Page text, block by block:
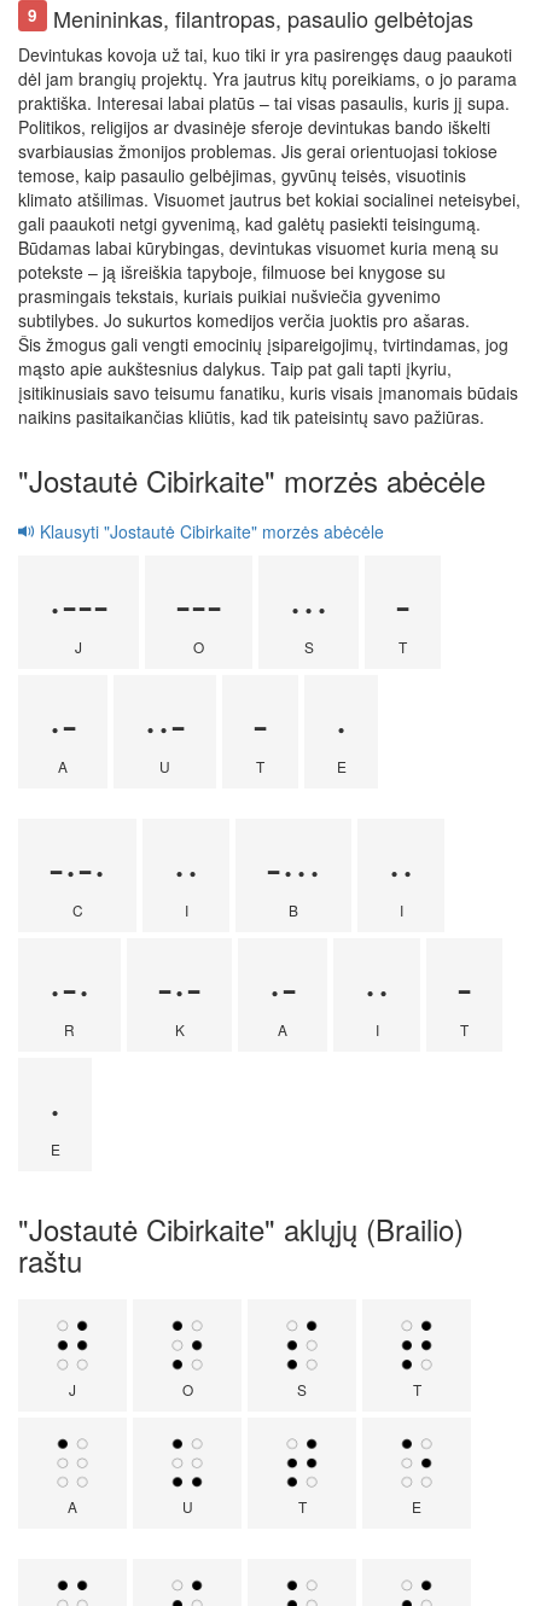
9 Menininkas, filantropas, pasaulio gelbėtojas
Devintukas kovoja už tai, kuo tiki ir yra pasirengęs daug paaukoti
dėl jam brangių projektų. Yra jautrus kitų poreikiams, o jo parama
praktiška. Interesai labai platūs – tai visas pasaulis, kuris jį supa.
Politikos, religijos ar dvasinėje sferoje devintukas bando iškelti
svarbiausias žmonijos problemas. Jis gerai orientuojasi tokiose
temose, kaip pasaulio gelbėjimas, gyvūnų teisės, visuotinis
klimato atšilimas. Visuomet jautrus bet kokiai socialinei neteisybei,
gali paaukoti netgi gyvenimą, kad galėtų pasiekti teisingumą.
Būdamas labai kūrybingas, devintukas visuomet kuria meną su
potekste – ją išreiškia tapyboje, filmuose bei knygose su
prasmingais tekstais, kuriais puikiai nušviečia gyvenimo
subtilybes. Jo sukurtos komedijos verčia juoktis pro ašaras.
Šis žmogus gali vengti emocinių įsipareigojimų, tvirtindamas, jog
mąsto apie aukštesnius dalykus. Taip pat gali tapti įkyriu,
įsitikinusiais savo teisumu fanatiku, kuris visais įmanomais būdais
naikins pasitaikančias kliūtis, kad tik pateisintų savo pažiūras.
"Jostautė Cibirkaite" morzės abėcėle
Klausyti "Jostautė Cibirkaite" morzės abėcėle
·---
J
---
O
···
S
-
T
·-
A
··-
U
-
T
·
E
-·-·
C
··
I
-···
B
··
I
·-·
R
-·-
K
·-
A
··
I
-
T
·
E
"Jostautė Cibirkaite" aklųjų (Brailio)
raštu
J O S T
A U T E